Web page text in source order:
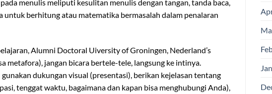
menulis meliputi kesulitan menulis dengan tangan, tanda baca,
berhitung atau matematika bermasalah dalam penalaran
Alumni Doctoral Uiversity of Groningen, Nederland’s
metafora), jangan bicara bertele-tele, langsung ke intinya.
dukungan visual (presentasi), berikan kejelasan tentang
tenggat waktu, bagaimana dan kapan bisa menghubungi Anda),